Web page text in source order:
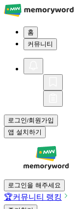
홈
커뮤니티
로그인/회원가입
앱 설치하기
로그인을 해주세요
🏆커뮤니티 랭킹